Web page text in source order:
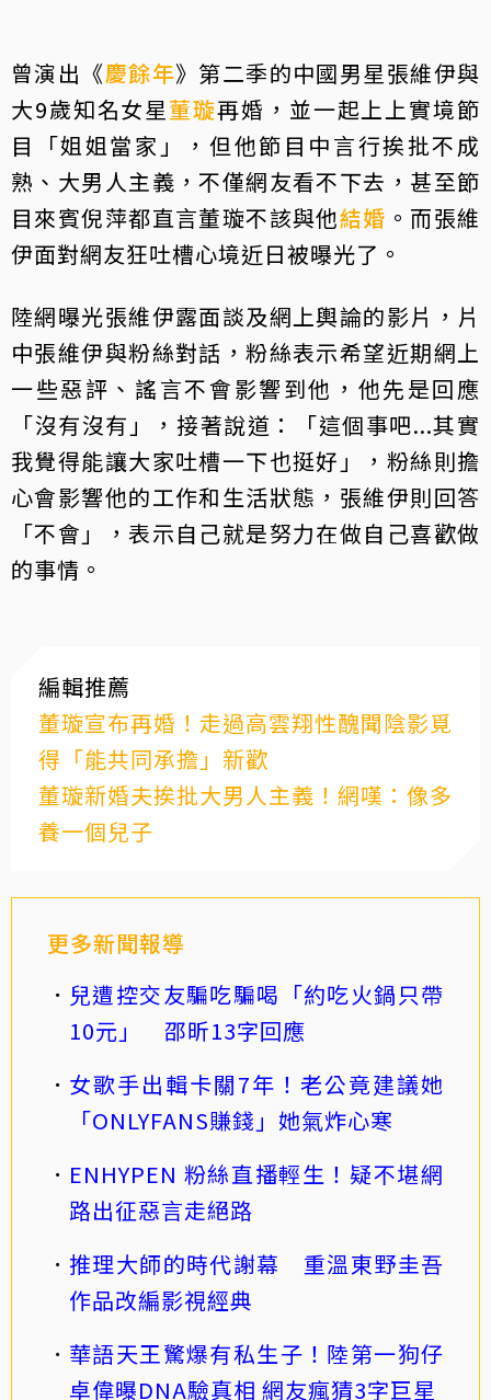
曾演出《慶餘年》第二季的中國男星張維伊與
大9歲知名女星董璇再婚，並一起上上實境節
目「姐姐當家」，但他節目中言行挨批不成
熟、大男人主義，不僅網友看不下去，甚至節
目來賓倪萍都直言董璇不該與他結婚 。而張維
伊面對網友狂吐槽心境近日被曝光了。
陸網曝光張維伊露面談及網上輿論的影片，片
中張維伊與粉絲對話，粉絲表示希望近期網上
一些惡評、謠言不會影響到他，他先是回應
「沒有沒有」，接著說道：「這個事吧...其實
我覺得能讓大家吐槽一下也挺好」，粉絲則擔
心會影響他的工作和生活狀態，張維伊則回答
「不會」，表示自己就是努力在做自己喜歡做
的事情。
編輯推薦
董璇宣布再婚！走過高雲翔性醜聞陰影覓
得「能共同承擔」新歡
董璇新婚夫挨批大男人主義！網嘆：像多
養一個兒子
更多新聞報導
兒遭控交友騙吃騙喝「約吃火鍋只帶
10元」 邵昕13字回應
女歌手出輯卡關7年！老公竟建議她
「ONLYFANS賺錢」她氣炸心寒
ENHYPEN 粉絲直播輕生！疑不堪網
路出征惡言走絕路
推理大師的時代謝幕 重溫東野圭吾
作品改編影視經典
華語天王驚爆有私生子！陸第一狗仔
卓偉曝DNA驗真相 網友瘋猜3字巨星